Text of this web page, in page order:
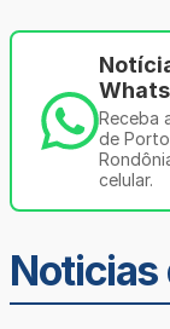
Receba
de
celular.
Noticias